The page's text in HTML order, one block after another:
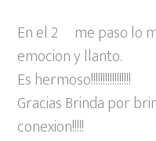
En el 2º me paso lo
emocion y llanto.
Es hermoso!!!!!!!!!!!!!!!!!
Gracias Brinda por
conexion!!!!!